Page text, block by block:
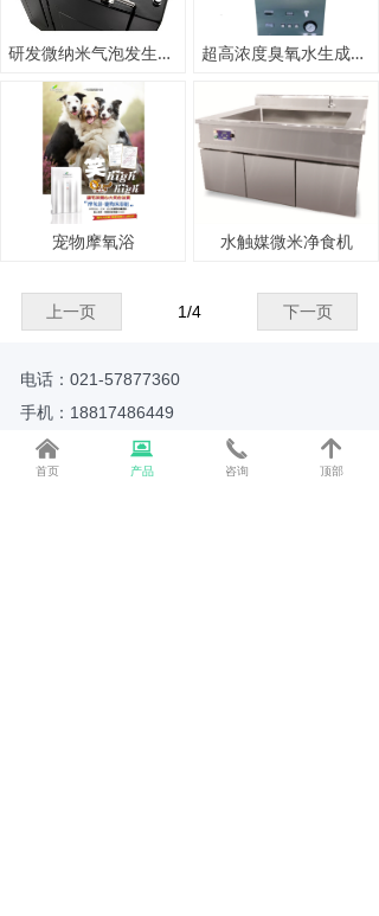
研发微纳米气泡发生系统 超高浓度臭氧水生成系统——工业、半导体、精密行业
宠物摩氧浴 水触媒微米净食机
上一页 下一页
1/4
电话：021-57877360
手机：18817486449
邮箱：shzondo@163.com
地址：上海市松江区九泾路898号A栋309
낀
首页
뀵
产品
끅
咨询
녕
顶部